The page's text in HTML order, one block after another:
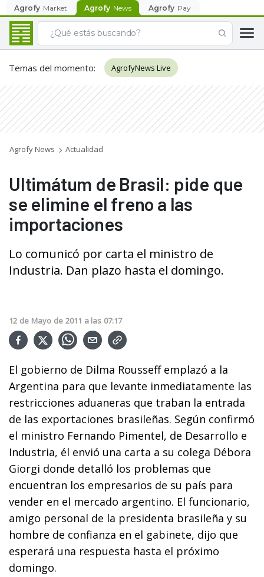
Agrofy Market Agrofy News Agrofy Pay
Temas del momento: AgrofyNews Live
Agrofy News Actualidad
Ultimátum de Brasil: pide que
se elimine el freno a las
importaciones
Lo comunicó por carta el ministro de
Industria. Dan plazo hasta el domingo.
12 de Mayo de 2011 a las 07:17
El gobierno de Dilma Rousseff emplazó a la
Argentina para que levante inmediatamente las
restricciones aduaneras que traban la entrada
de las exportaciones brasileñas. Según confirmó
el ministro Fernando Pimentel, de Desarrollo e
Industria, él envió una carta a su colega Débora
Giorgi donde detalló los problemas que
encuentran los empresarios de su país para
vender en el mercado argentino. El funcionario,
amigo personal de la presidenta brasileña y su
hombre de confianza en el gabinete, dijo que
esperará una respuesta hasta el próximo
domingo.